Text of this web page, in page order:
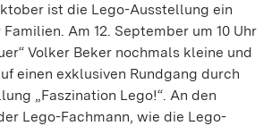
ist die Lego-Ausstellung ein
Am 12. September um 10 Uhr
Volker Beker nochmals kleine und
einen exklusiven Rundgang durch
„Faszination Lego!“. An den
Lego-Fachmann, wie die Lego-